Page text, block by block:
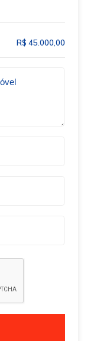
R$ 45.000,00